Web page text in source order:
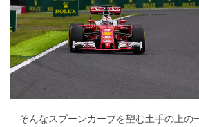
そんなスプーンカーブを望む土手の上の